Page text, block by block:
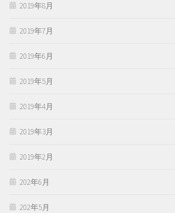
2019年8月
2019年7月
2019年6月
2019年5月
2019年4月
2019年3月
2019年2月
202年6月
202年5月